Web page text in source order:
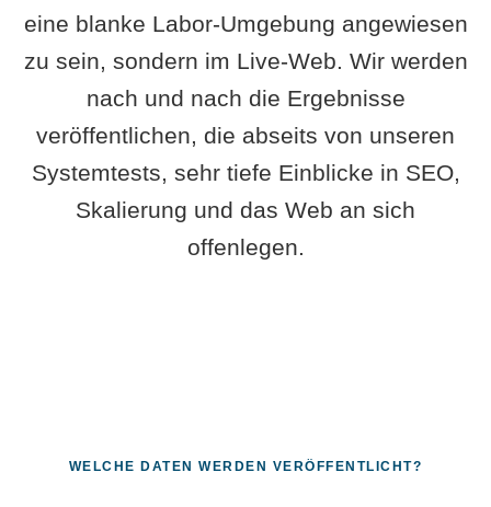
eine blanke Labor-Umgebung angewiesen
zu sein, sondern im Live-Web. Wir werden
nach und nach die Ergebnisse
veröffentlichen, die abseits von unseren
Systemtests, sehr tiefe Einblicke in SEO,
Skalierung und das Web an sich
offenlegen.
WELCHE DATEN WERDEN VERÖFFENTLICHT?